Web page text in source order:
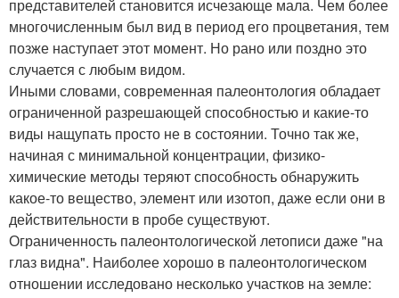
представителей становится исчезающе мала. Чем более
многочисленным был вид в период его процветания, тем
позже наступает этот момент. Но рано или поздно это
случается с любым видом.
Иными словами, современная палеонтология обладает
ограниченной разрешающей способностью и какие-то
виды нащупать просто не в состоянии. Точно так же,
начиная с минимальной концентрации, физико-
химические методы теряют способность обнаружить
какое-то вещество, элемент или изотоп, даже если они в
действительности в пробе существуют.
Ограниченность палеонтологической летописи даже "на
глаз видна". Наиболее хорошо в палеонтологическом
отношении исследовано несколько участков на земле: